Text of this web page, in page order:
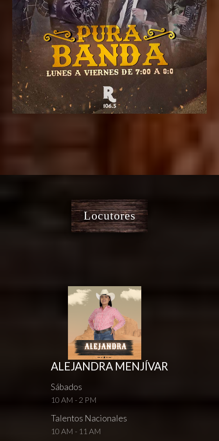
Locutores
ALEJANDRA MENJÍVAR
Sábados
10 AM - 2 PM
Talentos Nacionales
10 AM - 11 AM